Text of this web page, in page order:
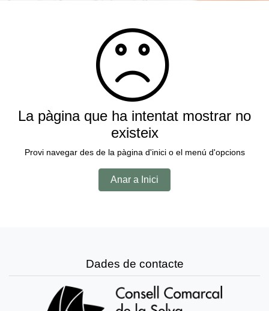
La pàgina que ha intentat mostrar no
existeix
Provi navegar des de la pàgina d'inici o el menú d'opcions
Anar a Inici
Dades de contacte